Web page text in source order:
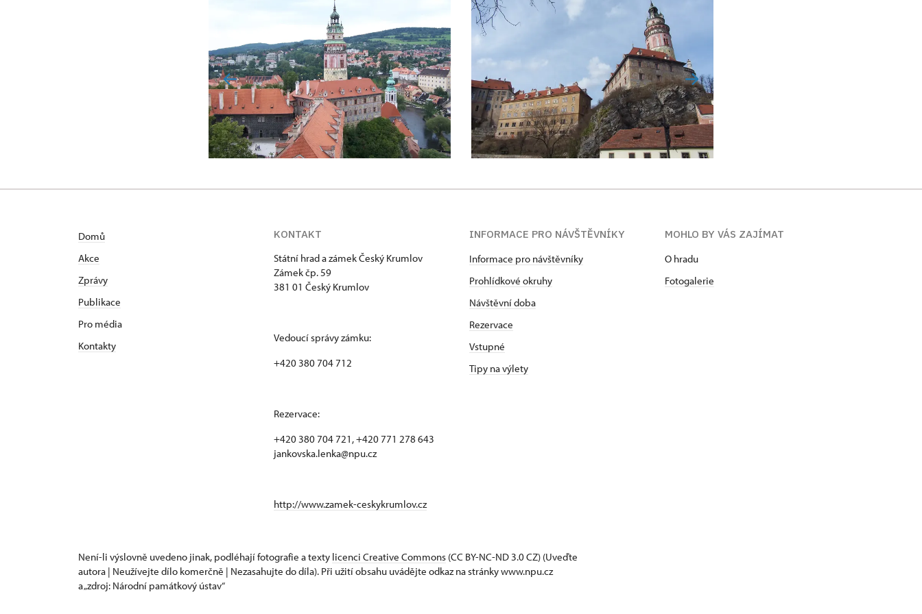
Domů
Akce
Zprávy
Publikace
Pro média
Kontakty
KONTAKT
Státní hrad a zámek Český Krumlov
Zámek čp. 59
381 01 Český Krumlov
Vedoucí správy zámku:
+420 380 704 712
Rezervace:
+420 380 704 721, +420 771 278 643
jankovska.lenka@npu.cz
http://www.zamek-ceskykrumlov.cz
INFORMACE PRO NÁVŠTĚVNÍKY
Informace pro návštěvníky
Prohlídkové okruhy
Návštěvní doba
Rezervace
Vstupné
Tipy na výlety
MOHLO BY VÁS ZAJÍMAT
O hradu
Fotogalerie
Není-li výslovně uvedeno jinak, podléhají fotografie a texty licenci Creative Commons (CC BY-NC-ND 3.0 CZ) (Uveďte
autora | Neužívejte dílo komerčně | Nezasahujte do díla). Při užití obsahu uvádějte odkaz na stránky www.npu.cz
a „zdroj: Národní památkový ústav“